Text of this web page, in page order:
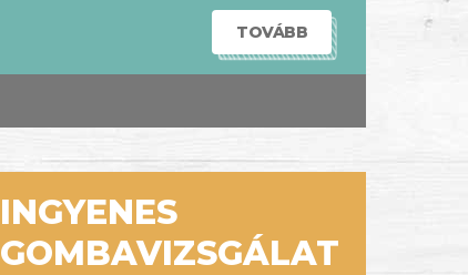
TOVÁBB
INGYENES
GOMBAVIZSGÁLAT